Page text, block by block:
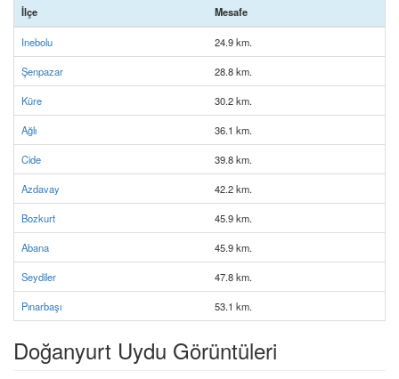
İlçe Mesafe
Inebolu 24.9 km.
Şenpazar 28.8 km.
Küre 30.2 km.
Ağlı 36.1 km.
Cide 39.8 km.
Azdavay 42.2 km.
Bozkurt 45.9 km.
Abana 45.9 km.
Seydiler 47.8 km.
Pınarbaşı 53.1 km.
Doğanyurt Uydu Görüntüleri